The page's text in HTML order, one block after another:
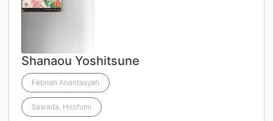
Shanaou Yoshitsune
Febrian Anantasyah
Sawada, Hirofumi